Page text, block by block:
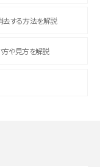
去する方法を解説
方や見方を解説
説
・復元する方法も解説